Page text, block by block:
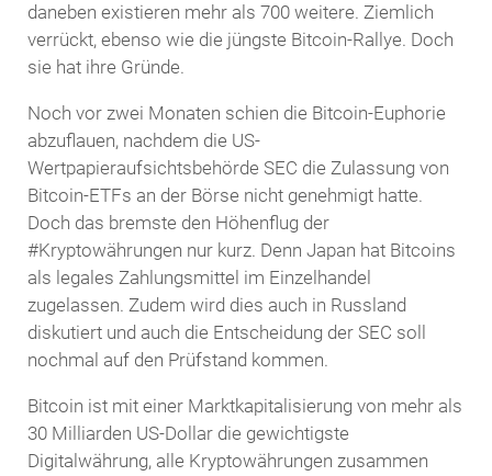
daneben existieren mehr als 700 weitere. Ziemlich
verrückt, ebenso wie die jüngste Bitcoin-Rallye. Doch
sie hat ihre Gründe.
Noch vor zwei Monaten schien die Bitcoin-Euphorie
abzuflauen, nachdem die US-
Wertpapieraufsichtsbehörde SEC die Zulassung von
Bitcoin-ETFs an der Börse nicht genehmigt hatte.
Doch das bremste den Höhenflug der
#Kryptowährungen nur kurz. Denn Japan hat Bitcoins
als legales Zahlungsmittel im Einzelhandel
zugelassen. Zudem wird dies auch in Russland
diskutiert und auch die Entscheidung der SEC soll
nochmal auf den Prüfstand kommen.
Bitcoin ist mit einer Marktkapitalisierung von mehr als
30 Milliarden US-Dollar die gewichtigste
Digitalwährung, alle Kryptowährungen zusammen